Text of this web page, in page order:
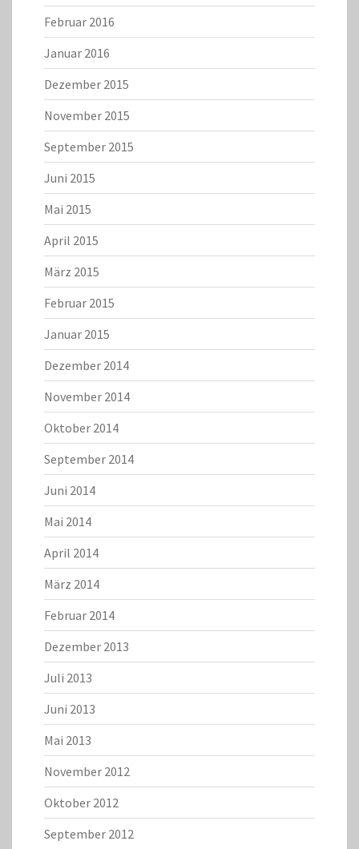
Februar 2016
Januar 2016
Dezember 2015
November 2015
September 2015
Juni 2015
Mai 2015
April 2015
März 2015
Februar 2015
Januar 2015
Dezember 2014
November 2014
Oktober 2014
September 2014
Juni 2014
Mai 2014
April 2014
März 2014
Februar 2014
Dezember 2013
Juli 2013
Juni 2013
Mai 2013
November 2012
Oktober 2012
September 2012